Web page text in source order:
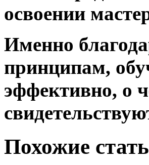
освоении
Именно
принципам,
эффективно, о
Похожие